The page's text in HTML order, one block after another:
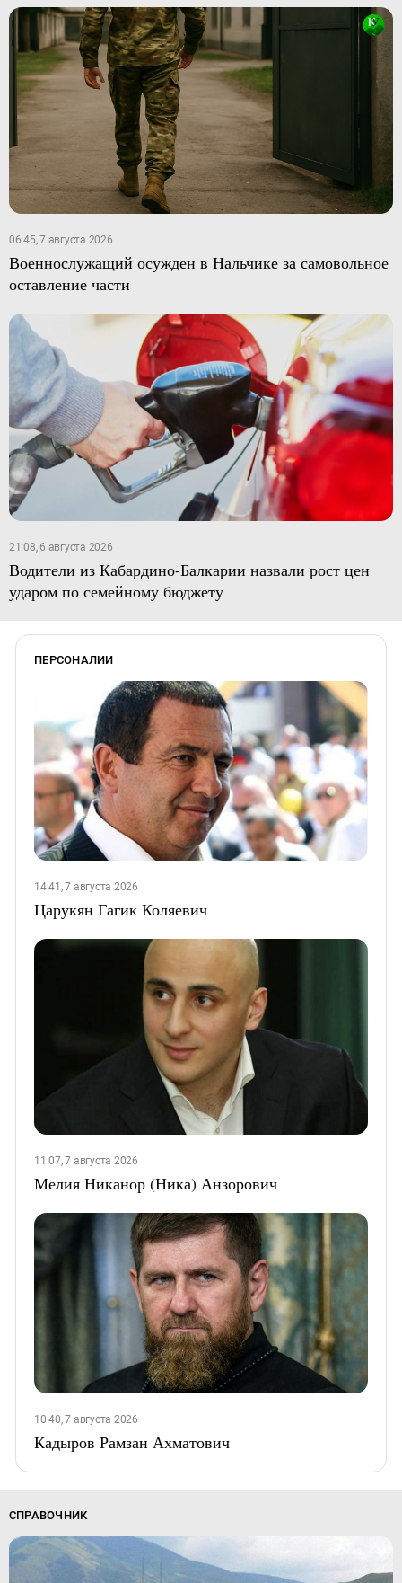
06:45, 7 августа 2026
Военнослужащий осужден в Нальчике за самовольное
оставление части
21:08, 6 августа 2026
Водители из Кабардино-Балкарии назвали рост цен
ударом по семейному бюджету
ПЕРСОНАЛИИ
14:41, 7 августа 2026
Царукян Гагик Коляевич
11:07, 7 августа 2026
Мелия Никанор (Ника) Анзорович
10:40, 7 августа 2026
Кадыров Рамзан Ахматович
СПРАВОЧНИК